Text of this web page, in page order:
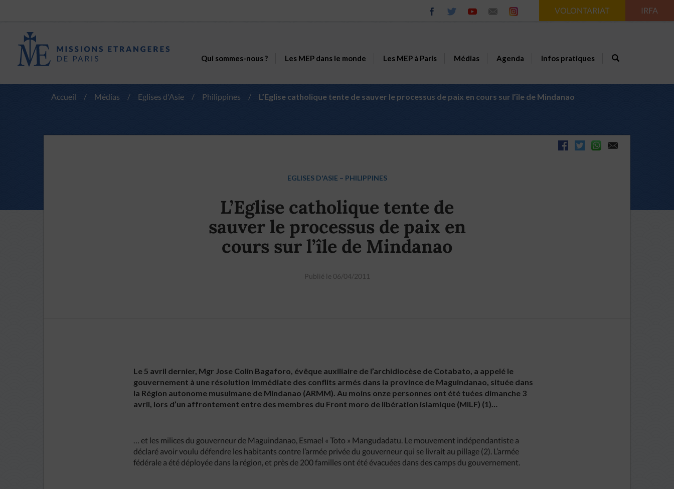
VOLONTARIAT IRFA
Qui sommes-nous ? Les MEP dans le monde Les MEP à Paris Médias Agenda Infos pratiques
Accueil / Médias / Eglises d'Asie / Philippines / L’Eglise catholique tente de sauver le processus de paix en cours sur l’île de Mindanao
EGLISES D'ASIE – PHILIPPINES
L’Eglise catholique tente de
sauver le processus de paix en
cours sur l’île de Mindanao
Publié le 06/04/2011
Le 5 avril dernier, Mgr Jose Colin Bagaforo, évêque auxiliaire de l’archidiocèse de Cotabato, a appelé le
gouvernement à une résolution immédiate des conflits armés dans la province de Maguindanao, située dans
la Région autonome musulmane de Mindanao (ARMM). Au moins onze personnes ont été tuées dimanche 3
avril, lors d’un affrontement entre des membres du Front moro de libération islamique (MILF) (1)…
… et les milices du gouverneur de Maguindanao, Esmael « Toto » Mangudadatu. Le mouvement indépendantiste a
déclaré avoir voulu défendre les habitants contre l’armée privée du gouverneur qui se livrait au pillage (2). L’armée
fédérale a été déployée dans la région, et près de 200 familles ont été évacuées dans des camps du gouvernement.